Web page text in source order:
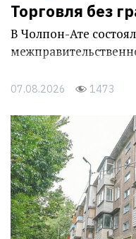
Торговля без
В Чолпон-Ате
07.08.2026 1473